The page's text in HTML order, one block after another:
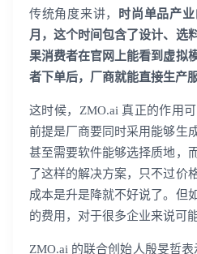
传统角度来讲，
时尚单品产
月，这个时间包含了设计、选
果消费者在官网上能看到虚拟
者下单后，厂商就能直接生产服
这时候，ZMO.ai 真正的作用
前提是厂商要同时采用能够生
甚至需要软件能够选择质地，
了这样的解决方案，只不过价
成本是升是降就不好说了。但
的费用，对于很多企业来说可
ZMO.ai 的联合创始人殷旻哲